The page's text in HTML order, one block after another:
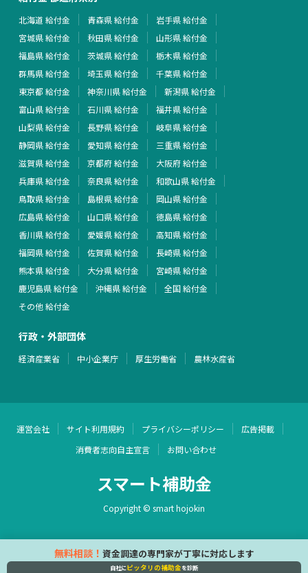
北海道 給付金 青森県 給付金
岩手県 給付金
宮城県 給付金
秋田県 給付金
山形県 給付金
福島県 給付金
茨城県 給付金
栃木県 給付金
群馬県 給付金
埼玉県 給付金
千葉県 給付金
東京都 給付金
神奈川県 給付金
新潟県 給付金
富山県 給付金
石川県 給付金
福井県 給付金
山梨県 給付金
長野県 給付金
岐阜県 給付金
静岡県 給付金
愛知県 給付金
三重県 給付金
滋賀県 給付金
京都府 給付金
大阪府 給付金
兵庫県 給付金
奈良県 給付金
和歌山県 給付金
鳥取県 給付金
島根県 給付金
岡山県 給付金
広島県 給付金
山口県 給付金
徳島県 給付金
香川県 給付金
愛媛県 給付金
高知県 給付金
福岡県 給付金
佐賀県 給付金
長崎県 給付金
熊本県 給付金
大分県 給付金
宮崎県 給付金
鹿児島県 給付金
沖縄県 給付金
全国 給付金
その他 給付金
行政・外部団体
経済産業省 中小企業庁 厚生労働省 農林水産省
運営会社 サイト利用規約 プライバシーポリシー
広告掲載
消費者志向自主宣言
お問い合わせ
スマート補助金
Copyright © smart hojokin
無料相談！ 資金調達の専門家が丁寧に対応します
自社にピッタリの補助金を診断